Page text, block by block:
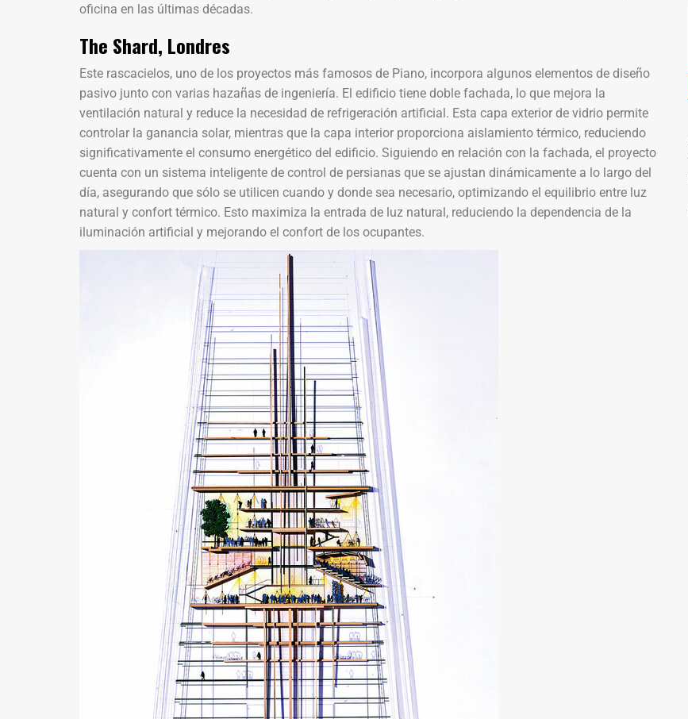
oficina en las últimas décadas.
The Shard, Londres
Este rascacielos, uno de los proyectos más famosos de Piano, incorpora algunos elementos de diseño
pasivo junto con varias hazañas de ingeniería. El edificio tiene doble fachada, lo que mejora la
ventilación natural y reduce la necesidad de refrigeración artificial. Esta capa exterior de vidrio permite
controlar la ganancia solar, mientras que la capa interior proporciona aislamiento térmico, reduciendo
significativamente el consumo energético del edificio. Siguiendo en relación con la fachada, el proyecto
cuenta con un sistema inteligente de control de persianas que se ajustan dinámicamente a lo largo del
día, asegurando que sólo se utilicen cuando y donde sea necesario, optimizando el equilibrio entre luz
natural y confort térmico. Esto maximiza la entrada de luz natural, reduciendo la dependencia de la
iluminación artificial y mejorando el confort de los ocupantes.